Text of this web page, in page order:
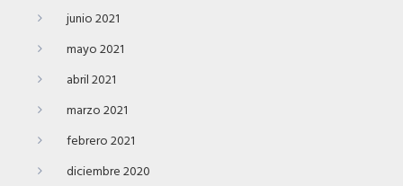
junio 2021
mayo 2021
abril 2021
marzo 2021
febrero 2021
diciembre 2020